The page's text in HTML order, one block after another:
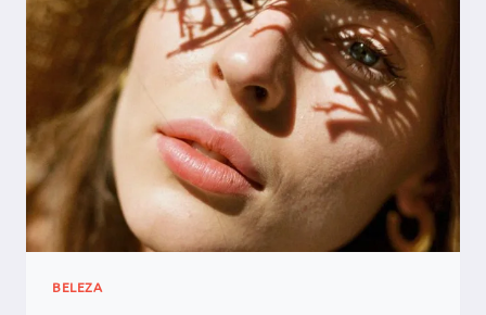
O
QUE
FAZER?
BELEZA